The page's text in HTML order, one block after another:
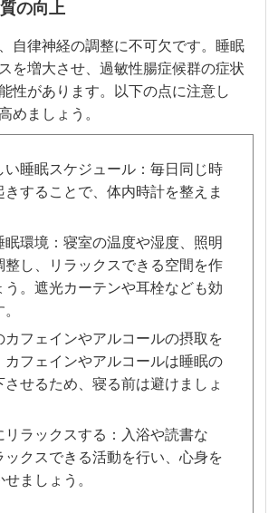
の向上
自律神経の調整に不可欠です。睡眠
を増大させ、過敏性腸症候群の症状
性があります。以下の点に注意し
めましょう。
い睡眠スケジュール：毎日同じ時
きすることで、体内時計を整えま
眠環境：寝室の温度や湿度、照明
整し、リラックスできる空間を作
う。遮光カーテンや耳栓なども効
カフェインやアルコールの摂取を
カフェインやアルコールは睡眠の
させるため、寝る前は避けましょ
リラックスする：入浴や読書な
ックスできる活動を行い、心身を
ましょう。